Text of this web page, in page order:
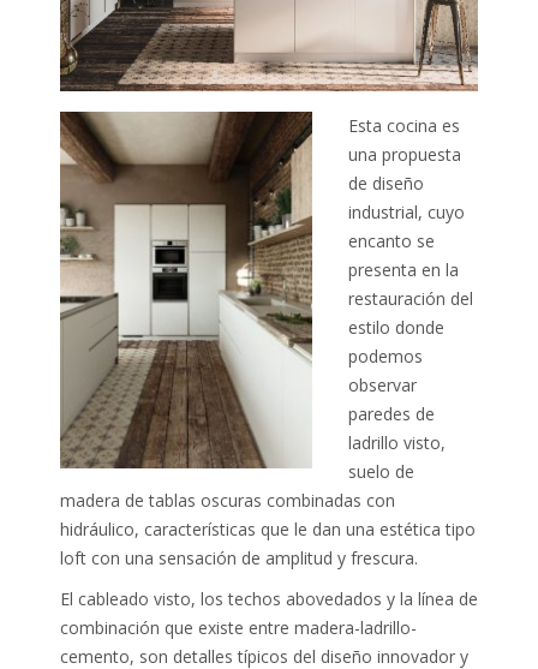
Esta cocina es
una propuesta
de diseño
industrial, cuyo
encanto se
presenta en la
restauración del
estilo donde
podemos
observar
paredes de
ladrillo visto,
suelo de
madera de tablas oscuras combinadas con
hidráulico, características que le dan una estética tipo
loft con una sensación de amplitud y frescura.
El cableado visto, los techos abovedados y la línea de
combinación que existe entre madera-ladrillo-
cemento, son detalles típicos del diseño innovador y